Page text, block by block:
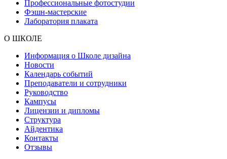
Профессиональные фотостудии
Фэшн-мастерские
Лаборатория плаката
О ШКОЛЕ
Информация о Школе дизайна
Новости
Календарь событий
Преподаватели и сотрудники
Руководство
Кампусы
Лицензии и дипломы
Структура
Айдентика
Контакты
Отзывы